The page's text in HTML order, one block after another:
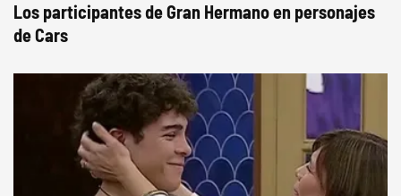
Los participantes de Gran Hermano en personajes
de Cars